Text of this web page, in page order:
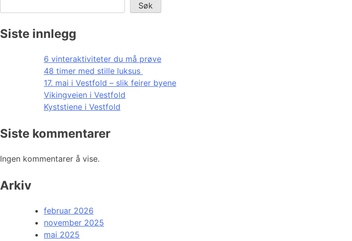
Søk
Siste innlegg
6 vinteraktiviteter du må prøve
48 timer med stille luksus
17. mai i Vestfold – slik feirer byene
Vikingveien i Vestfold
Kyststiene i Vestfold
Siste kommentarer
Ingen kommentarer å vise.
Arkiv
februar 2026
november 2025
mai 2025